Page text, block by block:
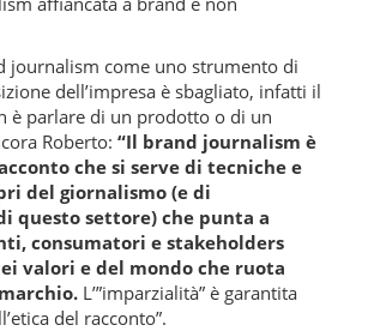
journalism come uno strumento di
dell’impresa è sbagliato, infatti il
è parlare di un prodotto o di un
Roberto: “Il brand journalism è
che si serve di tecniche e
del giornalismo (e di
questo settore) che punta a
consumatori e stakeholders
valori e del mondo che ruota
L’”imparzialità” è garantita
del racconto”.